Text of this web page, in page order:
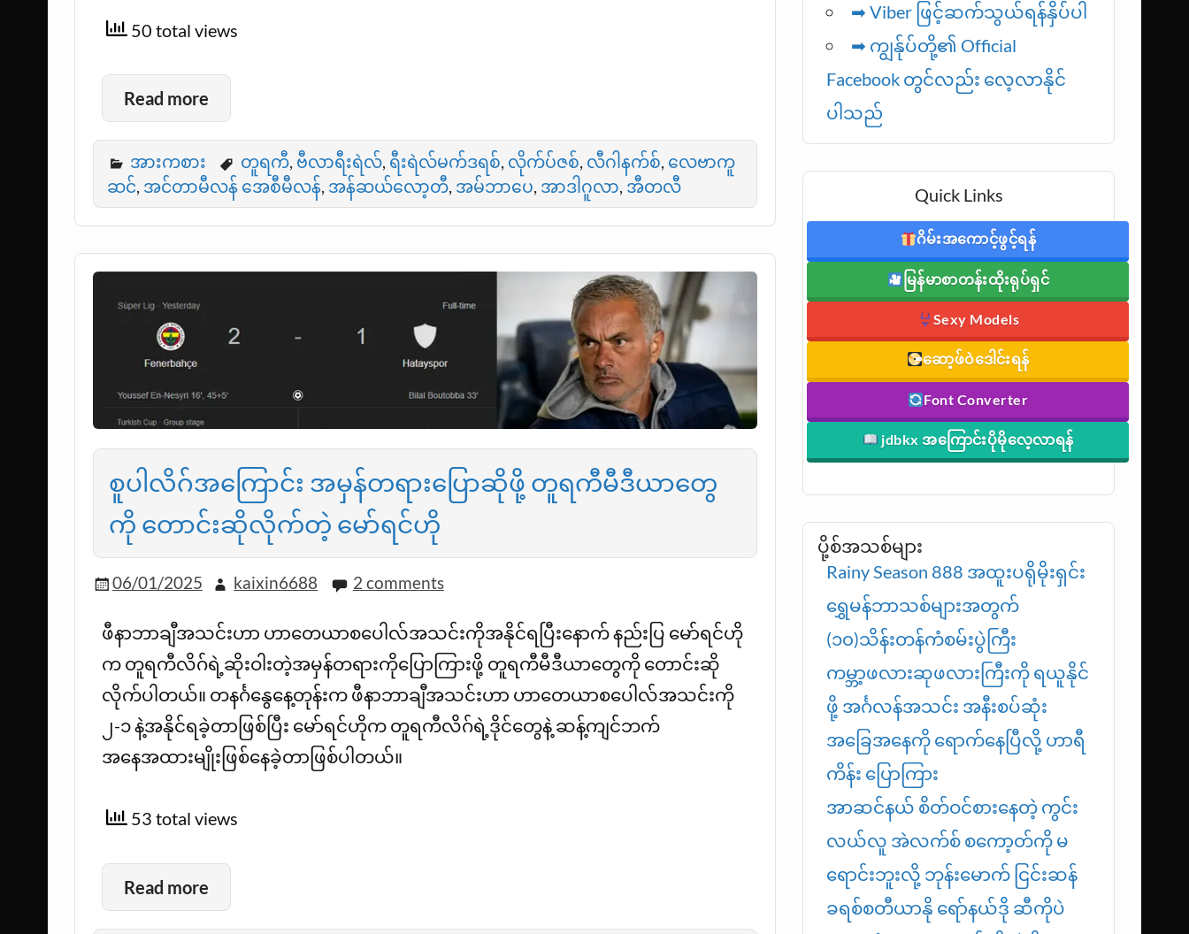
50 total views
Read more
အားကစား တူရကီ, ဗီလာရီးရဲလ်, ရီးရဲလ်မက်ဒရစ်, လိုက်ပ်ဇစ်, လီဂါနက်စ်, လေဗာကူ
ဆင်, အင်တာမီလန် အေစီမီလန်, အန်ဆယ်လော့တီ, အမ်ဘာပေ, အာဒါဂူလာ, အီတလီ
စူပါလိဂ်အကြောင်း အမှန်တရားပြောဆိုဖို့ တူရကီမီဒီယာတွေ
ကို တောင်းဆိုလိုက်တဲ့ မော်ရင်ဟို
06/01/2025 kaixin6688 2 comments
ဖီနာဘာချီအသင်းဟာ ဟာတေယာစပေါလ်အသင်းကိုအနိုင်ရပြီးနောက် နည်းပြ မော်ရင်ဟို
က တူရကီလိဂ်ရဲ့ဆိုးဝါးတဲ့အမှန်တရားကိုပြောကြားဖို့ တူရကီမီဒီယာတွေကို တောင်းဆို
လိုက်ပါတယ်။ တနင်္ဂနွေနေ့တုန်းက ဖီနာဘာချီအသင်းဟာ ဟာတေယာစပေါလ်အသင်းကို
၂-၁ နဲ့အနိုင်ရခဲ့တာဖြစ်ပြီး မော်ရင်ဟိုက တူရကီလိဂ်ရဲ့ဒိုင်တွေနဲ့ ဆန့်ကျင်ဘက်
အနေအထားမျိုးဖြစ်နေခဲ့တာဖြစ်ပါတယ်။
53 total views
Read more
➡Viber ဖြင့်ဆက်သွယ်ရန်နှိပ်ပါ
➡ ကျွန်ုပ်တို့၏ Official
Facebook တွင်လည်း လေ့လာနိုင်
ပါသည်
Quick Links
ဂိမ်းအကောင့်ဖွင့်ရန်
မြန်မာစာတန်းထိုးရုပ်ရှင်
Sexy Models
ဆော့ဖ်ဝဲဒေါင်းရန်
Font Converter
jdbkx အကြောင်းပိုမိုလေ့လာရန်
ပို့စ်အသစ်များ
Rainy Season 888 အထူးပရိုမိုးရှင်း
ရွှေမန်ဘာသစ်များအတွက်
(၁၀)သိန်းတန်ကံစမ်းပွဲကြီး
ကမ္ဘာ့ဖလားဆုဖလားကြီးကို ရယူနိုင်
ဖို့ အင်္ဂလန်အသင်း အနီးစပ်ဆုံး
အခြေအနေကို ရောက်နေပြီလို့ ဟာရီ
ကိန်း ပြောကြား
အာဆင်နယ် စိတ်ဝင်စားနေတဲ့ ကွင်း
လယ်လူ အဲလက်စ် စကော့တ်ကို မ
ရောင်းဘူးလို့ ဘုန်းမောက် ငြင်းဆန်
ခရစ်စတီယာနို ရော်နယ်ဒို ဆီကိုပဲ